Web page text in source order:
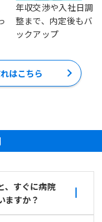
年収交渉や入社日調
整まで、内定後もバ
ックアップ
はこちら
、すぐに病院
ますか？